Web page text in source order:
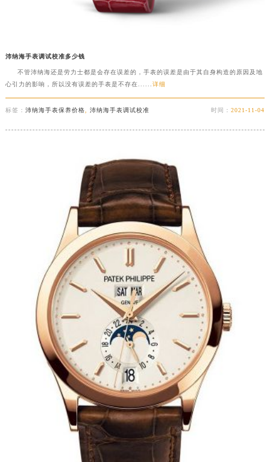
沛纳海手表调试校准多少钱
不管沛纳海还是劳力士都是会存在误差的，手表的误差是由于其自身构造的原因及地
心引力的影响，所以没有误差的手表是不存在...... 详细
标签： 沛纳海手表保养价格 沛纳海手表调试校准 时间：2021-11-04